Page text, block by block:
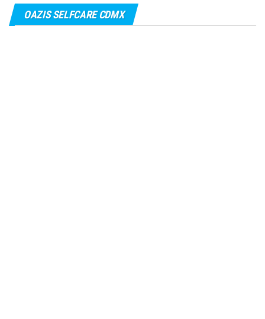
OAZIS SELFCARE CDMX